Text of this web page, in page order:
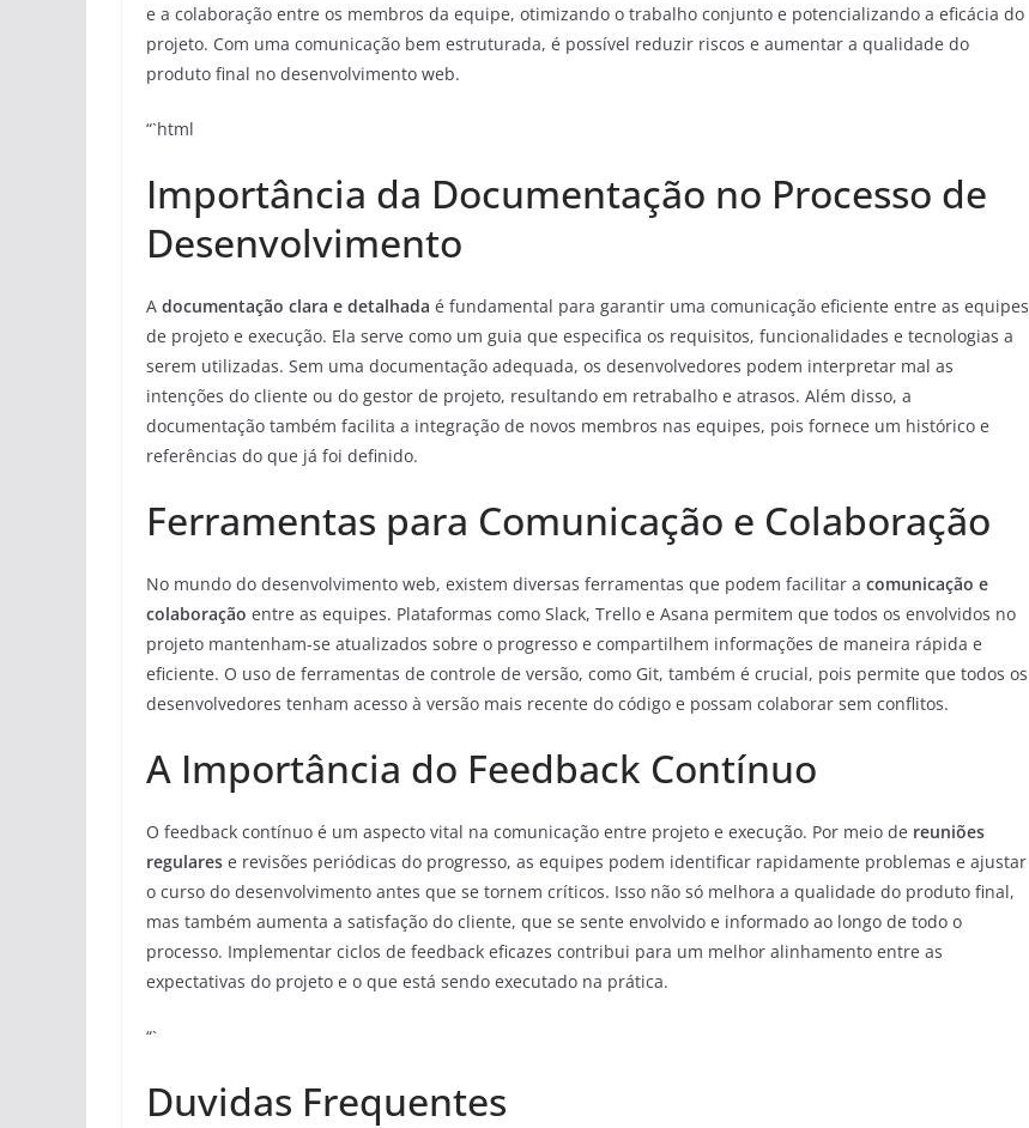
e a colaboração entre os membros da equipe, otimizando o trabalho conjunto e potencializando a eficácia do
projeto. Com uma comunicação bem estruturada, é possível reduzir riscos e aumentar a qualidade do
produto final no desenvolvimento web.
“`html
Importância da Documentação no Processo de
Desenvolvimento
A documentação clara e detalhada é fundamental para garantir uma comunicação eficiente entre as equipes
de projeto e execução. Ela serve como um guia que especifica os requisitos, funcionalidades e tecnologias a
serem utilizadas. Sem uma documentação adequada, os desenvolvedores podem interpretar mal as
intenções do cliente ou do gestor de projeto, resultando em retrabalho e atrasos. Além disso, a
documentação também facilita a integração de novos membros nas equipes, pois fornece um histórico e
referências do que já foi definido.
Ferramentas para Comunicação e Colaboração
No mundo do desenvolvimento web, existem diversas ferramentas que podem facilitar a comunicação e
colaboração entre as equipes. Plataformas como Slack, Trello e Asana permitem que todos os envolvidos no
projeto mantenham-se atualizados sobre o progresso e compartilhem informações de maneira rápida e
eficiente. O uso de ferramentas de controle de versão, como Git, também é crucial, pois permite que todos os
desenvolvedores tenham acesso à versão mais recente do código e possam colaborar sem conflitos.
A Importância do Feedback Contínuo
O feedback contínuo é um aspecto vital na comunicação entre projeto e execução. Por meio de reuniões
regulares e revisões periódicas do progresso, as equipes podem identificar rapidamente problemas e ajustar
o curso do desenvolvimento antes que se tornem críticos. Isso não só melhora a qualidade do produto final,
mas também aumenta a satisfação do cliente, que se sente envolvido e informado ao longo de todo o
processo. Implementar ciclos de feedback eficazes contribui para um melhor alinhamento entre as
expectativas do projeto e o que está sendo executado na prática.
“`
Duvidas Frequentes